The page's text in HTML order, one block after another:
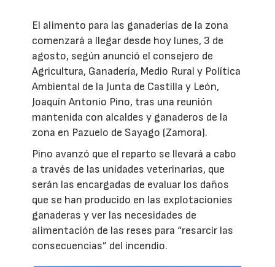
El alimento para las ganaderías de la zona
comenzará a llegar desde hoy lunes, 3 de
agosto, según anunció el consejero de
Agricultura, Ganadería, Medio Rural y Política
Ambiental de la Junta de Castilla y León,
Joaquín Antonio Pino, tras una reunión
mantenida con alcaldes y ganaderos de la
zona en Pazuelo de Sayago (Zamora).
Pino avanzó que el reparto se llevará a cabo
a través de las unidades veterinarias, que
serán las encargadas de evaluar los daños
que se han producido en las explotacionies
ganaderas y ver las necesidades de
alimentación de las reses para “resarcir las
consecuencias” del incendio.